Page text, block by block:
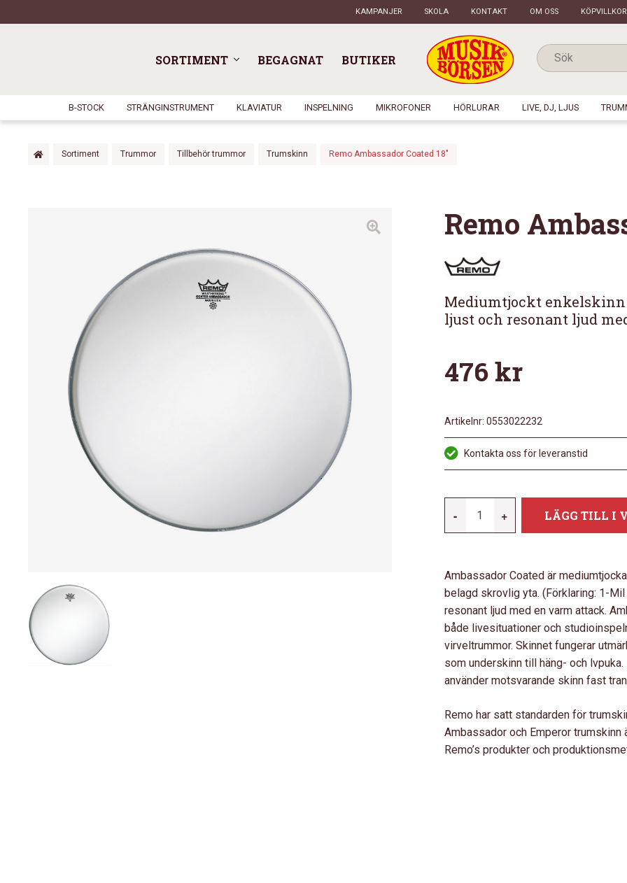
KAMPANJER SKOLA KONTAKT OM OSS
SORTIMENT BEGAGNAT BUTIKER
B-STOCK STRÄNGINSTRUMENT KLAVIATUR INSPELNING MIKROFONER HÖRLURAR LIVE, DJ, LJUS
Sortiment Trummor Tillbehör trummor Trumskinn Remo Ambassador Coated 18″
Remo
Mediumtjockt enkelskinn
ljust och resonant ljud
476kr
Artikelnr: 0553022232
Kontakta oss för leveranstid
-
AMBASSADOR
MÄNGD
+ LÄGG TILL I
Ambassador Coated är
belagd skrovlig yta. (Förklaring: 1-
resonant ljud med en varm attack.
både livesituationer och
virveltrummor. Skinnet fungerar
som underskinn till häng- och
använder motsvarande skinn fast
Remo har satt standarden för
Ambassador och Emperor
Remo’s produkter och